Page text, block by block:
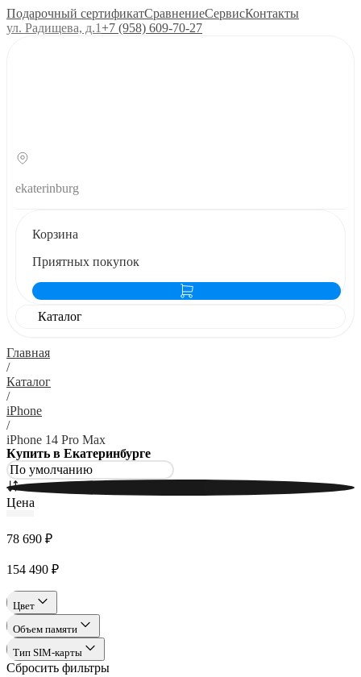
Подарочный сертификатСравнениеСервисКонтакты
ул. Радищева, д.1+7 (958) 609‑70‑27
ekaterinburg
Корзина
Приятных покупок
Каталог
Главная
/
Каталог
/
iPhone
/
iPhone 14 Pro Max
Купить в Екатеринбурге
Цена
78 690 ₽
154 490 ₽
Цвет
Объем памяти
Тип SIM-карты
Сбросить фильтры